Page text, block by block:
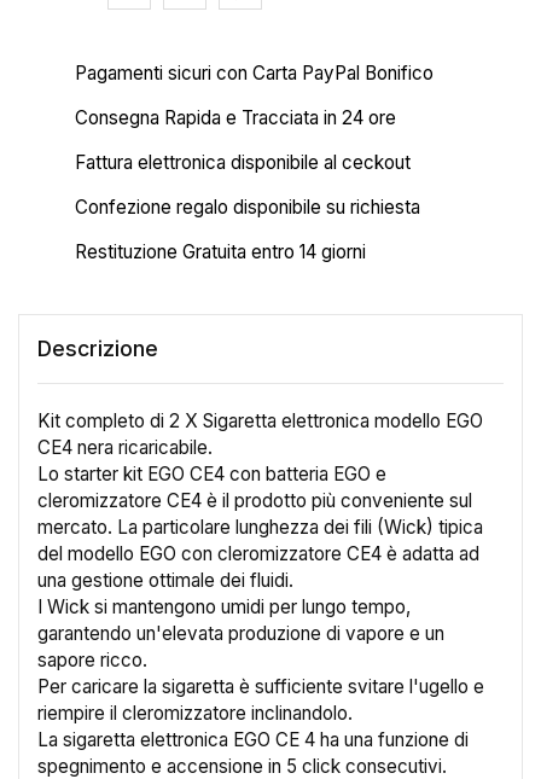
Pagamenti sicuri con Carta PayPal Bonifico
Consegna Rapida e Tracciata in 24 ore
Fattura elettronica disponibile al ceckout
Confezione regalo disponibile su richiesta
Restituzione Gratuita entro 14 giorni
Descrizione
Kit completo di 2 X Sigaretta elettronica modello EGO
CE4 nera ricaricabile.
Lo starter kit EGO CE4 con batteria EGO e
cleromizzatore CE4 è il prodotto più conveniente sul
mercato. La particolare lunghezza dei fili (Wick) tipica
del modello EGO con cleromizzatore CE4 è adatta ad
una gestione ottimale dei fluidi.
I Wick si mantengono umidi per lungo tempo,
garantendo un'elevata produzione di vapore e un
sapore ricco.
Per caricare la sigaretta è sufficiente svitare l'ugello e
riempire il cleromizzatore inclinandolo.
La sigaretta elettronica EGO CE 4 ha una funzione di
spegnimento e accensione in 5 click consecutivi.
Crea lista dei desideri ×
Nome lista dei desideri